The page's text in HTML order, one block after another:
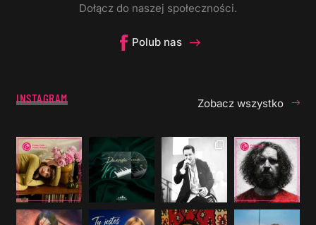
Dołącz do naszej społeczności.
Polub nas
INSTAGRAM Zobacz wszystko